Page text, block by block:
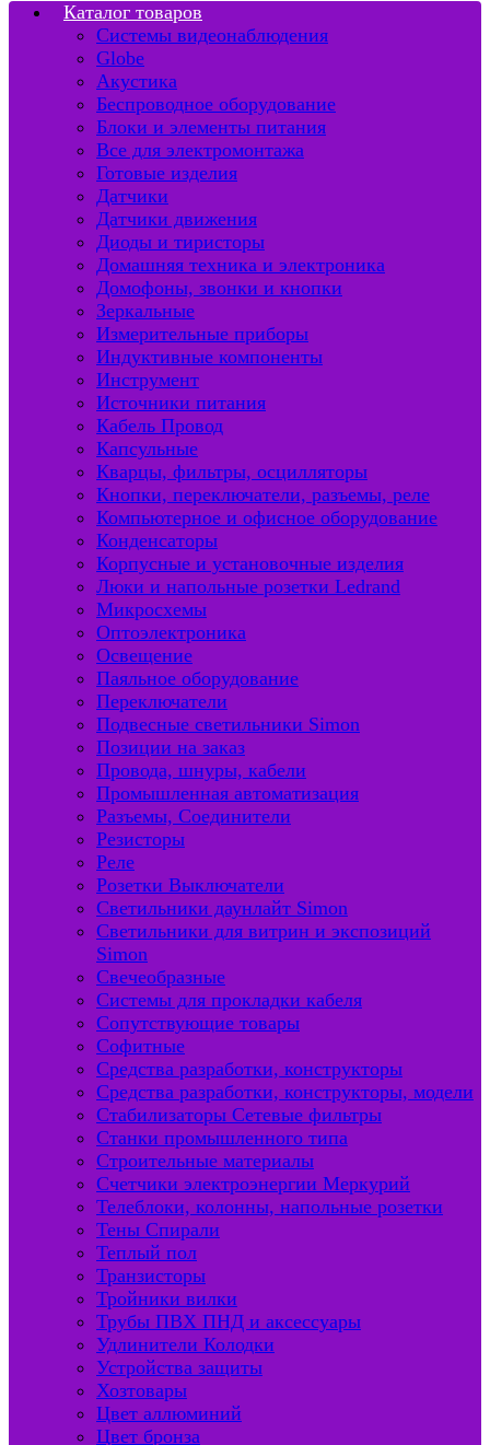
Каталог товаров
Системы видеонаблюдения
Globe
Акустика
Беспроводное оборудование
Блоки и элементы питания
Все для электромонтажа
Готовые изделия
Датчики
Датчики движения
Диоды и тиристоры
Домашняя техника и электроника
Домофоны, звонки и кнопки
Зеркальные
Измерительные приборы
Индуктивные компоненты
Инструмент
Источники питания
Кабель Провод
Капсульные
Кварцы, фильтры, осцилляторы
Кнопки, переключатели, разъемы, реле
Компьютерное и офисное оборудование
Конденсаторы
Корпусные и установочные изделия
Люки и напольные розетки Ledrand
Микросхемы
Оптоэлектроника
Освещение
Паяльное оборудование
Переключатели
Подвесные светильники Simon
Позиции на заказ
Провода, шнуры, кабели
Промышленная автоматизация
Разъемы, Соединители
Резисторы
Реле
Розетки Выключатели
Светильники даунлайт Simon
Светильники для витрин и экспозиций
Simon
Свечеобразные
Системы для прокладки кабеля
Сопутствующие товары
Софитные
Средства разработки, конструкторы
Средства разработки, конструкторы, модели
Стабилизаторы Сетевые фильтры
Станки промышленного типа
Строительные материалы
Счетчики электроэнергии Меркурий
Телеблоки, колонны, напольные розетки
Тены Спирали
Теплый пол
Транзисторы
Тройники вилки
Трубы ПВХ ПНД и аксессуары
Удлинители Колодки
Устройства защиты
Хозтовары
Цвет аллюминий
Цвет бронза